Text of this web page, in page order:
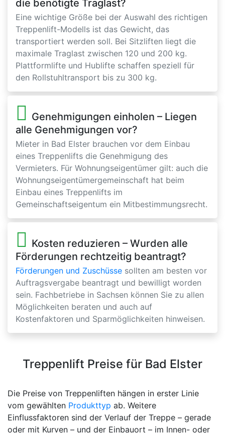
die benötigte Traglast?
Eine wichtige Größe bei der Auswahl des richtigen
Treppenlift-Modells ist das Gewicht, das
transportiert werden soll. Bei Sitzliften liegt die
maximale Traglast zwischen 120 und 200 kg.
Plattformlifte und Hublifte schaffen speziell für
den Rollstuhltransport bis zu 300 kg.
Genehmigungen einholen – Liegen
alle Genehmigungen vor?
Mieter in Bad Elster brauchen vor dem Einbau
eines Treppenlifts die Genehmigung des
Vermieters. Für Wohnungseigentümer gilt: auch die
Wohnungseigentümergemeinschaft hat beim
Einbau eines Treppenlifts im
Gemeinschaftseigentum ein Mitbestimmungsrecht.
Kosten reduzieren – Wurden alle
Förderungen rechtzeitig beantragt?
Förderungen und Zuschüsse sollten am besten vor
Auftragsvergabe beantragt und bewilligt worden
sein. Fachbetriebe in Sachsen können Sie zu allen
Möglichkeiten beraten und auch auf
Kostenfaktoren und Sparmöglichkeiten hinweisen.
Treppenlift Preise für Bad Elster
Die Preise von Treppenliften hängen in erster Linie
vom gewählten Produkttyp ab. Weitere
Einflussfaktoren sind der Verlauf der Treppe – gerade
oder mit Kurven – und der Einbauort – im Innen- oder